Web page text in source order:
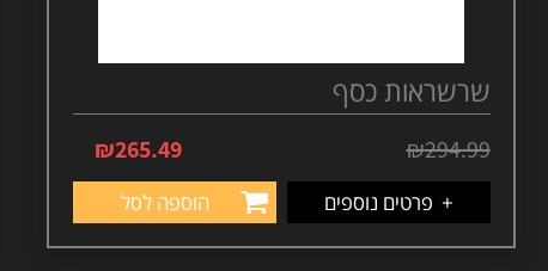
שרשראות כסף
₪294.99
₪265.49
+ פרטים נוספים הוספה לסל